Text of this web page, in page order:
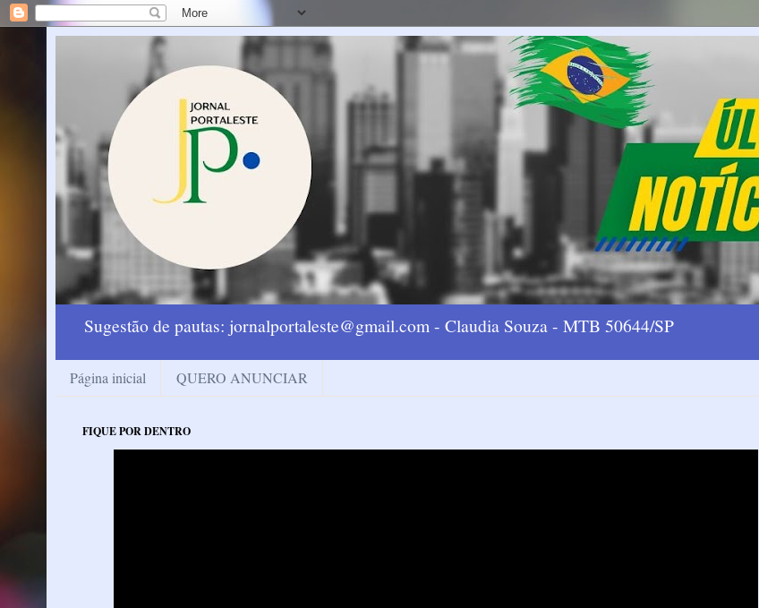
Sugestão de pautas: jornalportaleste@gmail.com - Claudia Souza - MTB 50644/SP
Página inicial QUERO ANUNCIAR
FIQUE POR DENTRO